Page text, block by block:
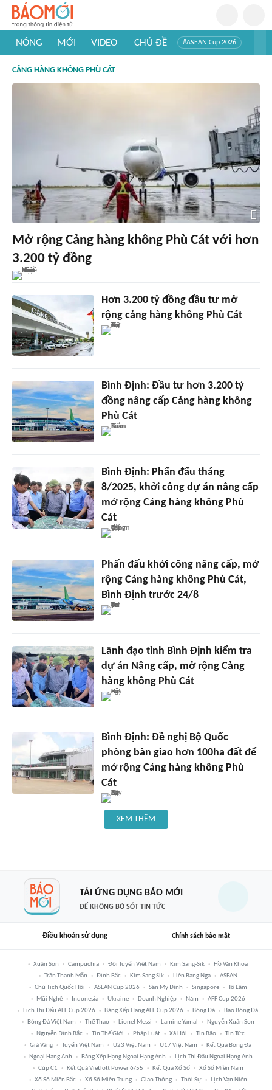
NÓNG MỚI VIDEO CHỦ ĐỀ #ASEAN Cup 2026
#Khám phá thế giới
CẢNG HÀNG KHÔNG PHÙ CÁT
Mở rộng Cảng hàng không Phù Cát với hơn
3.200 tỷ đồng
Hơn 3.200 tỷ đồng đầu tư mở
rộng cảng hàng không Phù Cát
Bình Định: Đầu tư hơn 3.200 tỷ
đồng nâng cấp Cảng hàng không
Phù Cát
Bình Định: Phấn đấu tháng
8/2025, khởi công dự án nâng cấp
mở rộng Cảng hàng không Phù
Cát
Phấn đấu khởi công nâng cấp, mở
rộng Cảng hàng không Phù Cát,
Bình Định trước 24/8
Lãnh đạo tỉnh Bình Định kiểm tra
dự án Nâng cấp, mở rộng Cảng
hàng không Phù Cát
Bình Định: Đề nghị Bộ Quốc
phòng bàn giao hơn 100ha đất để
mở rộng Cảng hàng không Phù
Cát
XEM THÊM
TẢI ỨNG DỤNG BÁO MỚI
ĐỂ KHÔNG BỎ SÓT TIN TỨC
Điều khoản sử dụng Chính sách bảo mật
Xuân Son Campuchia Đội Tuyển Việt Nam Kim Sang-Sik
Hồ Văn Khoa
Trần Thanh Mẫn
Đình Bắc Kim Sang Sik Liên Bang Nga
ASEAN
Chủ Tịch Quốc Hội
ASEAN Cup 2026 Sân Mỹ Đình Singapore
Tô Lâm
Mũi Nghê
Indonesia Ukraine Doanh Nghiệp Năm
AFF Cup 2026
Lịch Thi Đấu AFF Cup 2026
Bảng Xếp Hạng AFF Cup 2026 Bóng Đá
Báo Bóng Đá
Bóng Đá Việt Nam
Thể Thao Lionel Messi Lamine Yamal
Nguyễn Xuân Son
Nguyễn Đình Bắc
Tin Thế Giới Pháp Luật Xã Hội Tin Bão
Tin Tức
Giá Vàng
Tuyển Việt Nam U23 Việt Nam U17 Việt Nam
Kết Quả Bóng Đá
Ngoại Hạng Anh
Bảng Xếp Hạng Ngoại Hạng Anh
Lịch Thi Đấu Ngoại Hạng Anh
Cúp C1
Kết Quả Vietlott Power 6/55 Kết Quả Xổ Số
Xổ Số Miền Nam
Xổ Số Miền Bắc
Xổ Số Miền Trung Giao Thông Thời Sự
Lịch Vạn Niên